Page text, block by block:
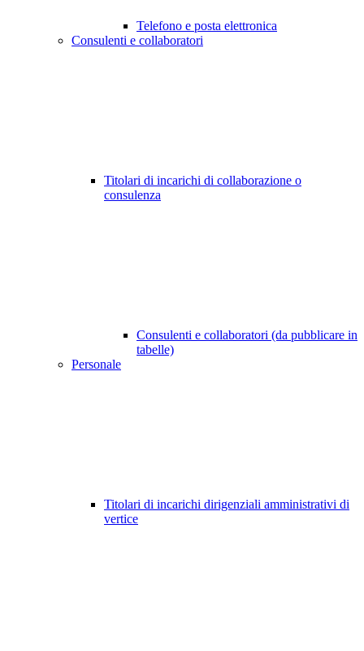
Telefono e posta elettronica
Consulenti e collaboratori
Titolari di incarichi di collaborazione o
consulenza
Consulenti e collaboratori (da pubblicare in
tabelle)
Personale
Titolari di incarichi dirigenziali amministrativi di
vertice